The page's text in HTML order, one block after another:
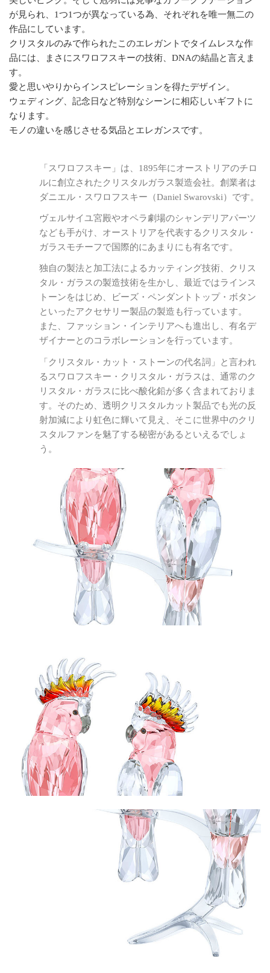
が見られ、1つ1つが異なっている為、それぞれを唯一無二の
作品にしています。
クリスタルのみで作られたこのエレガントでタイムレスな作
品には、まさにスワロフスキーの技術、DNAの結晶と言えま
す。
愛と思いやりからインスピレーションを得たデザイン。
ウェディング、記念日など特別なシーンに相応しいギフトに
なります。
モノの違いを感じさせる気品とエレガンスです。
「スワロフスキー」は、1895年にオーストリアのチロ
ルに創立されたクリスタルガラス製造会社。創業者は
ダニエル・スワロフスキー（Daniel Swarovski）です。
ヴェルサイユ宮殿やオペラ劇場のシャンデリアパーツ
なども手がけ、オーストリアを代表するクリスタル・
ガラスモチーフで国際的にあまりにも有名です。
独自の製法と加工法によるカッティング技術、クリス
タル・ガラスの製造技術を生かし、最近ではラインス
トーンをはじめ、ビーズ・ペンダントトップ・ボタン
といったアクセサリー製品の製造も行っています。
また、ファッション・インテリアへも進出し、有名デ
ザイナーとのコラボレーションを行っています。
「クリスタル・カット・ストーンの代名詞」と言われ
るスワロフスキー・クリスタル・ガラスは、通常のク
リスタル・ガラスに比べ酸化鉛が多く含まれておりま
す。そのため、透明クリスタルカット製品でも光の反
射加減により虹色に輝いて見え、そこに世界中のクリ
スタルファンを魅了する秘密があるといえるでしょ
う。